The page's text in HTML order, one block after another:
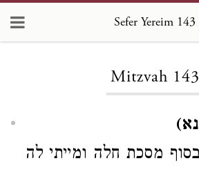
Sefer Yereim 143
Mitzvah 143
מסכת חלה ומייתי לה